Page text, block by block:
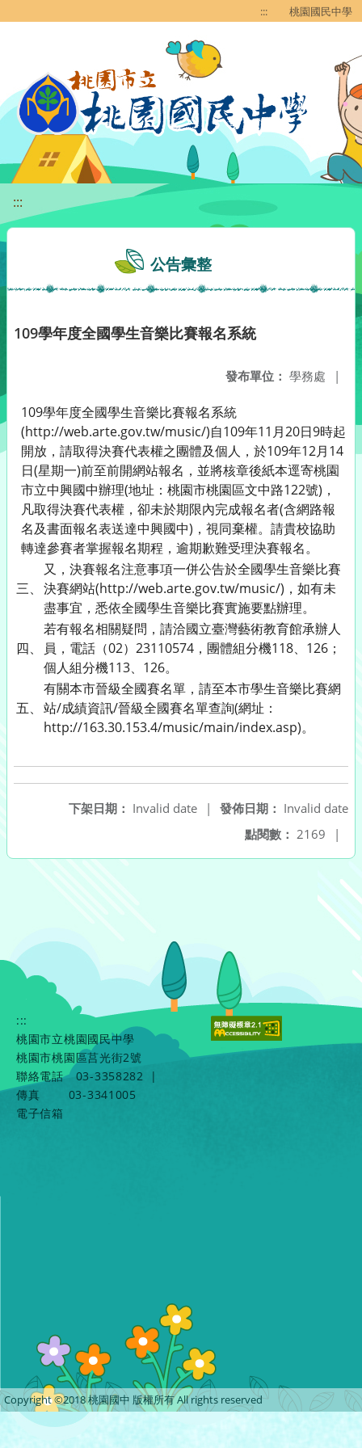
::: 桃園國民中學
:::
公告彙整
109學年度全國學生音樂比賽報名系統
發布單位： 學務處 |
109學年度全國學生音樂比賽報名系統
(http://web.arte.gov.tw/music/)自109年11月20日9時起
開放，請取得決賽代表權之團體及個人，於109年12月14
日(星期一)前至前開網站報名，並將核章後紙本逕寄桃園
市立中興國中辦理(地址：桃園市桃園區文中路122號)，
凡取得決賽代表權，卻未於期限內完成報名者(含網路報
名及書面報名表送達中興國中)，視同棄權。請貴校協助
轉達參賽者掌握報名期程，逾期歉難受理決賽報名。
三、
又，決賽報名注意事項一併公告於全國學生音樂比賽
決賽網站(http://web.arte.gov.tw/music/)，如有未
盡事宜，悉依全國學生音樂比賽實施要點辦理。
四、
若有報名相關疑問，請洽國立臺灣藝術教育館承辦人
員，電話（02）23110574，團體組分機118、126；
個人組分機113、126。
五、
有關本市晉級全國賽名單，請至本市學生音樂比賽網
站/成績資訊/晉級全國賽名單查詢(網址：
http://163.30.153.4/music/main/index.asp)。
發佈日期： Invalid date
下架日期： Invalid date
|
點閱數： 2169 |
:::
桃園市立桃園國民中學
桃園市桃園區莒光街2號
聯絡電話
03-3358282
|
傳真
03-3341005
電子信箱
Copyright ©2018 桃園國中 版權所有 All rights reserved